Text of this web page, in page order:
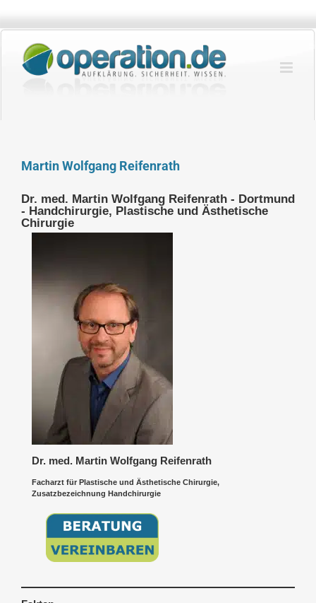
springen
Martin Wolfgang Reifenrath
Dr. med. Martin Wolfgang Reifenrath - Dortmund
- Handchirurgie, Plastische und Ästhetische
Chirurgie
Dr. med. Martin Wolfgang Reifenrath
Facharzt für Plastische und Ästhetische Chirurgie,
Zusatzbezeichnung Handchirurgie